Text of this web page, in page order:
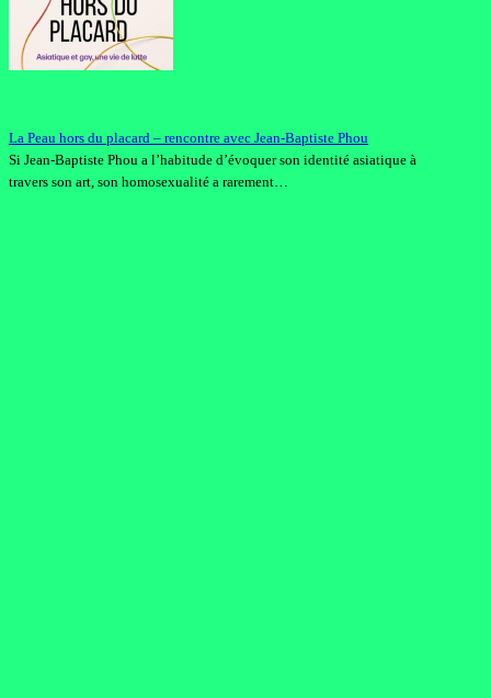
La Peau hors du placard – rencontre avec Jean-Baptiste Phou
Si Jean-Baptiste Phou a l’habitude d’évoquer son identité asiatique à
travers son art, son homosexualité a rarement…